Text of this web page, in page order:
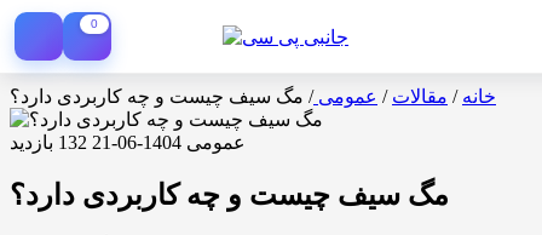
0
خانه / مقالات / عمومی/ مگ سیف چیست و چه کاربردی دارد؟
عمومی 1404-06-21 132 بازدید
مگ سیف چیست و چه کاربردی دارد؟